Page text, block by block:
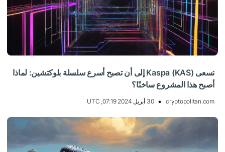
تسعى Kaspa (KAS) إلى أن تصبح أسرع سلسلة بلوكتشين: لماذا
أصبح هذا المشروع ساخنًا؟
cryptopolitan.com 30 أبريل 2024 07:19, UTC